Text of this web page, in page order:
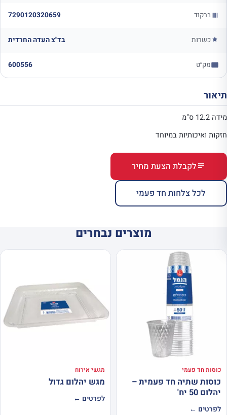
ברקוד 7290120320659
כשרות בד"צ העדה החרדית
מק״ט 600556
תיאור
מידה 12.2 ס"מ
חזקות ואיכותיות במיוחד
לקבלת הצעת מחיר
לכל צלחות חד פעמי
מוצרים נבחרים
כוסות חד פעמי
כוסות שתיה חד פעמית –
יהלום 50 יח'
לפרטים ←
מגשי אירוח
מגש יהלום גדול
לפרטים ←